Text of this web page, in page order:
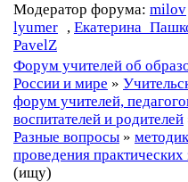
Модератор форума: milov
lyumer ,
PavelZ
Форум учителей об
России и мире »
форум учителей,
воспитателей и родителей
Разные вопросы »
проведения практических
(ищу)